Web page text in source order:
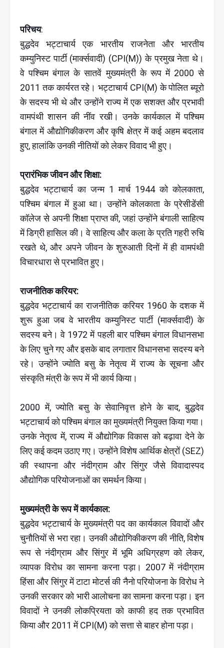
परिचय:
बुद्धदेव भट्टाचार्य एक भारतीय राजनेता और भारतीय
कम्युनिस्ट पार्टी (मार्क्सवादी) (CPI(M)) के प्रमुख नेता थे।
वे पश्चिम बंगाल के सातवें मुख्यमंत्री के रूप में 2000 से
2011 तक कार्यरत रहे। भट्टाचार्य CPI(M) के पोलित ब्यूरो
के सदस्य भी थे और उन्होंने राज्य में एक सशक्त और प्रभावी
वामपंथी शासन की नींव रखी। उनके कार्यकाल में पश्चिम
बंगाल में औद्योगिकीकरण और कृषि क्षेत्र में कई अहम बदलाव
हुए, हालांकि उनकी नीतियों को लेकर विवाद भी हुए।
प्रारंभिक जीवन और शिक्षा:
बुद्धदेव भट्टाचार्य का जन्म 1 मार्च 1944 को कोलकाता,
पश्चिम बंगाल में हुआ था। उन्होंने कोलकाता के प्रेसीडेंसी
कॉलेज से अपनी शिक्षा प्राप्त की, जहां उन्होंने बंगाली साहित्य
में डिग्री हासिल की। वे साहित्य और कला के प्रति गहरी रुचि
रखते थे, और अपने जीवन के शुरुआती दिनों में ही वामपंथी
विचारधारा से प्रभावित हुए।
राजनीतिक करियर:
बुद्धदेव भट्टाचार्य का राजनीतिक करियर 1960 के दशक में
शुरू हुआ जब वे भारतीय कम्युनिस्ट पार्टी (मार्क्सवादी) के
सदस्य बने। वे 1972 में पहली बार पश्चिम बंगाल विधानसभा
के लिए चुने गए और इसके बाद लगातार विधानसभा सदस्य बने
रहे। उन्होंने ज्योति बसु के नेतृत्व में राज्य के सूचना और
संस्कृति मंत्री के रूप में भी कार्य किया।
2000 में, ज्योति बसु के सेवानिवृत्त होने के बाद, बुद्धदेव
भट्टाचार्य को पश्चिम बंगाल का मुख्यमंत्री नियुक्त किया गया।
उनके नेतृत्व में, राज्य में औद्योगिक विकास को बढ़ावा देने के
लिए कई कदम उठाए गए। उन्होंने विशेष आर्थिक क्षेत्रों (SEZ)
की स्थापना और नंदीग्राम और सिंगुर जैसे विवादास्पद
औद्योगिक परियोजनाओं का समर्थन किया।
मुख्यमंत्री के रूप में कार्यकाल:
बुद्धदेव भट्टाचार्य के मुख्यमंत्री पद का कार्यकाल विवादों और
चुनौतियों से भरा रहा। उनकी औद्योगिकीकरण की नीति, विशेष
रूप से नंदीग्राम और सिंगुर में भूमि अधिग्रहण को लेकर,
व्यापक विरोध का सामना करना पड़ा। 2007 में नंदीग्राम
हिंसा और सिंगुर में टाटा मोटर्स की नैनो परियोजना के विरोध ने
उनकी सरकार को भारी आलोचना का सामना करना पड़ा। इन
विवादों ने उनकी लोकप्रियता को काफी हद तक प्रभावित
किया और 2011 में CPI(M) को सत्ता से बाहर होना पड़ा।